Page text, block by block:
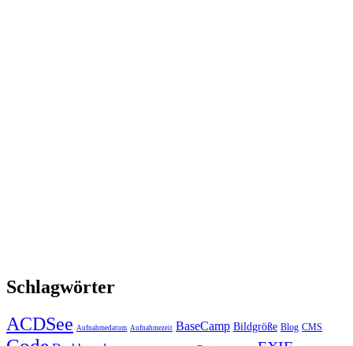
Schlagwörter
ACDSee Aufnahmedatum Aufnahmezeit BaseCamp Bildgröße Blog CMS